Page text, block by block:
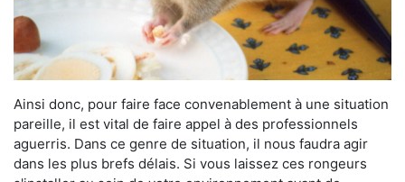
Ainsi donc, pour faire face convenablement à une situation
pareille, il est vital de faire appel à des professionnels
aguerris. Dans ce genre de situation, il nous faudra agir
dans les plus brefs délais. Si vous laissez ces rongeurs